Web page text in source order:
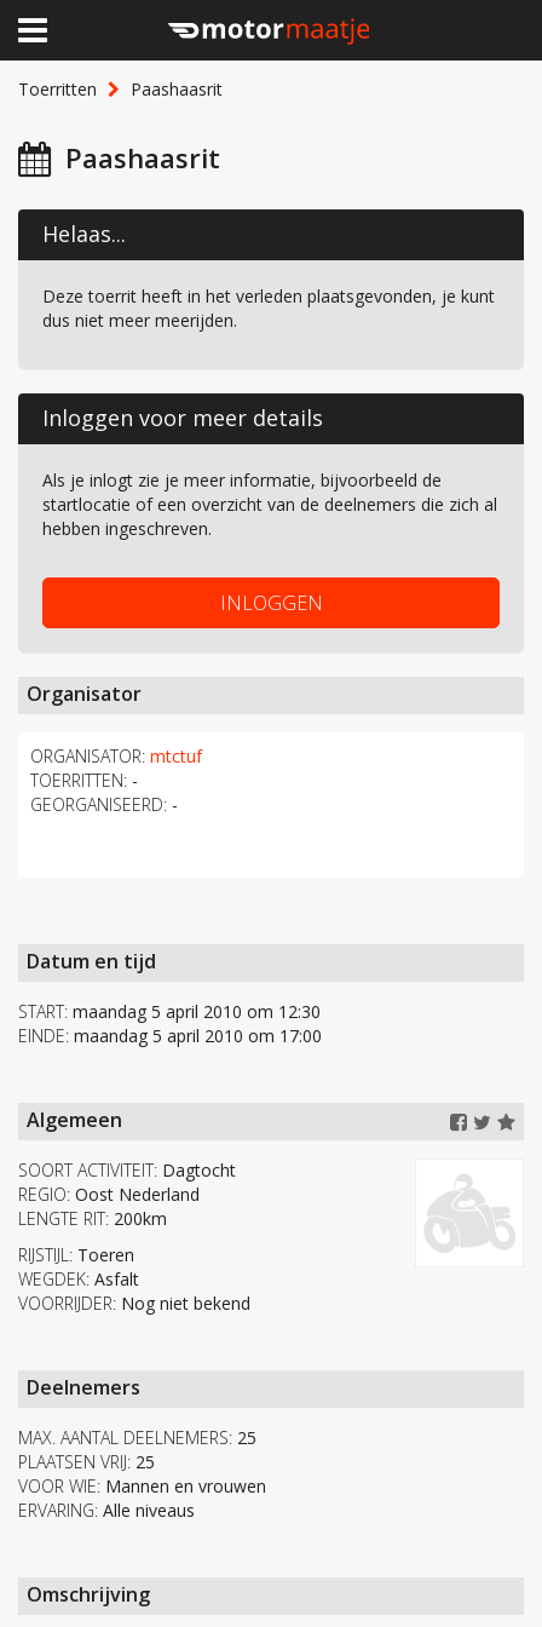
Toerritten Paashaasrit
Paashaasrit
Helaas...
Deze toerrit heeft in het verleden plaatsgevonden, je kunt
dus niet meer meerijden.
Inloggen voor meer details
Als je inlogt zie je meer informatie, bijvoorbeeld de
startlocatie of een overzicht van de deelnemers die zich al
hebben ingeschreven.
INLOGGEN
Organisator
ORGANISATOR: mtctuf
TOERRITTEN: -
GEORGANISEERD: -
Datum en tijd
START: maandag 5 april 2010 om 12:30
EINDE: maandag 5 april 2010 om 17:00
Algemeen
SOORT ACTIVITEIT: Dagtocht
REGIO: Oost Nederland
LENGTE RIT: 200km
RIJSTIJL: Toeren
WEGDEK: Asfalt
VOORRIJDER: Nog niet bekend
Deelnemers
MAX. AANTAL DEELNEMERS: 25
PLAATSEN VRIJ: 25
VOOR WIE: Mannen en vrouwen
ERVARING: Alle niveaus
Omschrijving
×
Home
Clubhuis
Lid worden
Over Motormaatje